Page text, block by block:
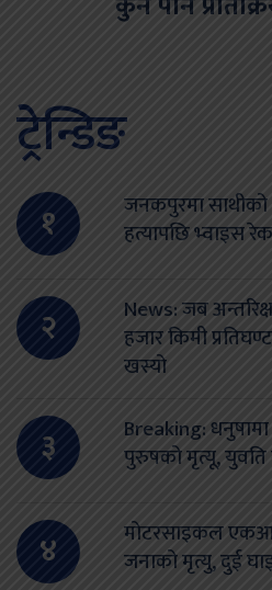
ट्रेन्डिङ
१
जनकपुरमा
हत्यापछि भ्वाइस
२
News: जब
हजार किमी
खस्यो
३
Breaking:
पुरुषको मृत्यू, युवति
४
मोटरसाइकल
जनाको मृत्यु, दुई